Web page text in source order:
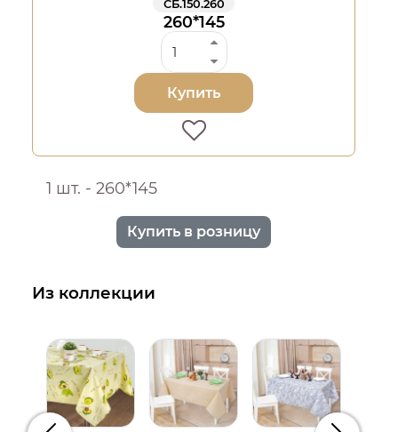
СБ.150.260
260*145
Купить
1 шт. - 260*145
Купить в розницу
Из коллекции